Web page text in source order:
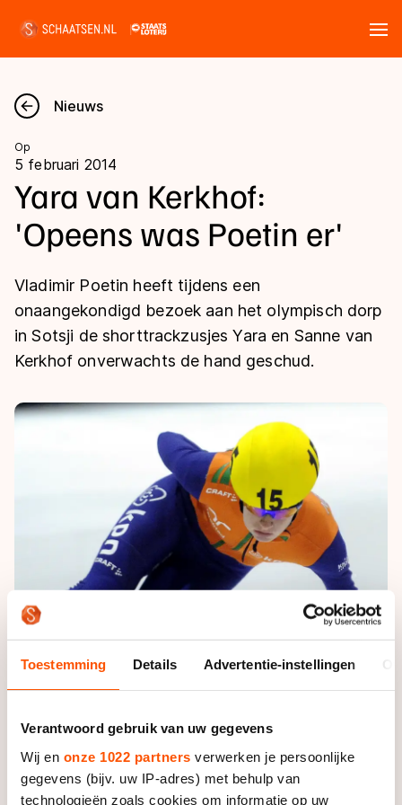
Toestemming Details Advertentie-instellingen
Verantwoord gebruik van uw gegevens
Wij en onze 1022 partners verwerken je persoonlijke
gegevens (bijv. uw IP-adres) met behulp van
technologieën zoals cookies om informatie op uw
Nieuws
Kalender
Disciplines
Langebaan
Shorttrack
Inlineskaten
Kunstschaatsen
Uitslagen
Langebaan
Shorttrack
Tijden & historie
Persoonlijke records & tijden
De weg op
Inschrijven wedstrijden
Algemene Nederlandse Schaatstijd
Deze zomer de weg op
Waar kan ik schaatsen en skaten?
Alles voor jou als schaatsfan
Evenementen
Livestreams
Word schaatsfan!
Winacties
Olympische Spelen
Olympische Spelen
Medaillespiegel
Olympische uitslagen
Van Jong tot Goud verhalen
Nieuws
Op
5 februari 2014
Yara van Kerkhof:
'Opeens was Poetin er'
Vladimir Poetin heeft tijdens een
onaangekondigd bezoek aan het olympisch dorp
in Sotsji de shorttrackzusjes Yara en Sanne van
Kerkhof onverwachts de hand geschud.